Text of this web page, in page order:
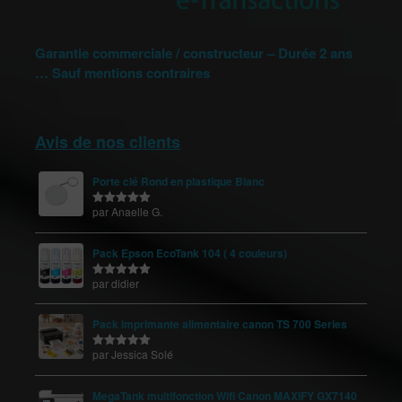
Garantie commerciale / constructeur – Durée 2 ans
… Sauf mentions contraires
Avis de nos clients
Porte clé Rond en plastique Blanc
Note5sur
par Anaelle G.
Pack Epson EcoTank 104 ( 4 couleurs)
Note 5sur
par didier
Pack imprimante alimentaire canon TS 700 Series
Note5sur
par Jessica Solé
MegaTank multifonction Wifi Canon MAXIFY GX7140